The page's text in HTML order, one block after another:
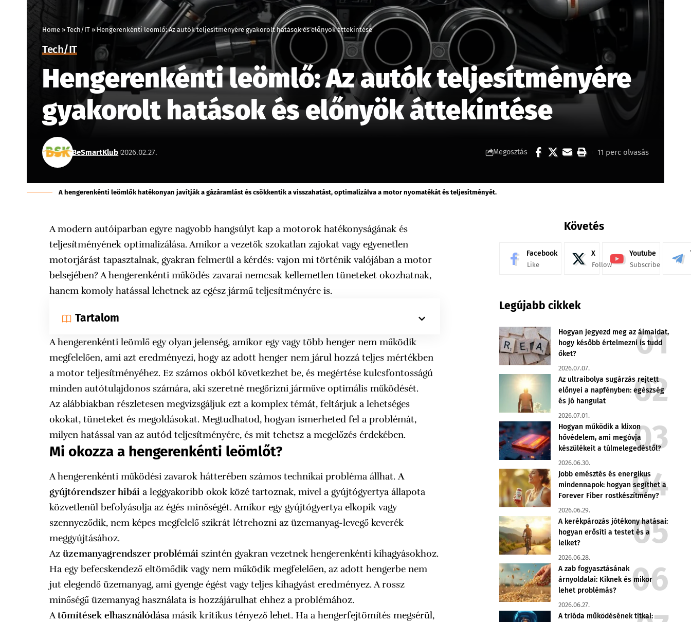
Home » Tech/IT » Hengerenkénti leömlő: Az autók teljesítményére gyakorolt hatások és előnyök áttekintése
Tech/IT
Hengerenkénti leömlő: Az autók teljesítményére
gyakorolt hatások és előnyök áttekintése
BeSmartKlub 2026.02.27. Megosztás 11 perc olvasás
A hengerenkénti leömlők hatékonyan javítják a gázáramlást és csökkentik a visszahatást, optimalizálva a motor nyomatékát és teljesítményét.
A modern autóiparban egyre nagyobb hangsúlyt kap a motorok hatékonyságának és
teljesítményének optimalizálása. Amikor a vezetők szokatlan zajokat vagy egyenetlen
motorjárást tapasztalnak, gyakran felmerül a kérdés: vajon mi történik valójában a motor
belsejében? A hengerenkénti működés zavarai nemcsak kellemetlen tüneteket okozhatnak,
hanem komoly hatással lehetnek az egész jármű teljesítményére is.
Tartalom
A hengerenkénti leömlő egy olyan jelenség, amikor egy vagy több henger nem működik
megfelelően, ami azt eredményezi, hogy az adott henger nem járul hozzá teljes mértékben
a motor teljesítményéhez. Ez számos okból következhet be, és megértése kulcsfontosságú
minden autótulajdonos számára, aki szeretné megőrizni járműve optimális működését.
Az alábbiakban részletesen megvizsgáljuk ezt a komplex témát, feltárjuk a lehetséges
okokat, tüneteket és megoldásokat. Megtudhatod, hogyan ismerheted fel a problémát,
milyen hatással van az autód teljesítményére, és mit tehetsz a megelőzés érdekében.
Mi okozza a hengerenkénti leömlőt?
A hengerenkénti működési zavarok hátterében számos technikai probléma állhat.A
gyújtórendszer hibái a leggyakoribb okok közé tartoznak, mivel a gyújtógyertya állapota
közvetlenül befolyásolja az égés minőségét. Amikor egy gyújtógyertya elkopik vagy
szennyeződik, nem képes megfelelő szikrát létrehozni az üzemanyag-levegő keverék
meggyújtásához.
Azüzemanyagrendszer problémái szintén gyakran vezetnek hengerenkénti kihagyásokhoz.
Ha egy befecskendező eltömődik vagy nem működik megfelelően, az adott hengerbe nem
jut elegendő üzemanyag, ami gyenge égést vagy teljes kihagyást eredményez. A rossz
minőségű üzemanyag használata is hozzájárulhat ehhez a problémához.
Atömítések elhasználódásamásik kritikus tényező lehet. Ha a hengerfejtömítés megsérül,
Követés
Facebook
Like
X
Follow
Youtube
Subscribe
Legújabb cikkek
Hogyan jegyezd meg az álmaidat,
hogy később értelmezni is tudd
őket?
2026.07.07.
Az ultraibolya sugárzás rejtett
előnyei a napfényben: egészség
és jó hangulat
2026.07.01.
Hogyan működik a klixon
hővédelem, ami megóvja
készülékeit a túlmelegedéstől?
2026.06.30.
Jobb emésztés és energikus
mindennapok: hogyan segíthet a
Forever Fiber rostkészítmény?
2026.06.29.
A kerékpározás jótékony hatásai:
hogyan erősíti a testet és a
lelket?
2026.06.28.
A zab fogyasztásának
árnyoldalai: Kiknek és mikor
lehet problémás?
2026.06.27.
A trióda működésének titkai: